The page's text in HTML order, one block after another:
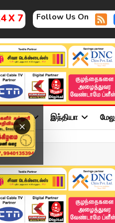
X 7 Follow Us On
×
இந்தியா